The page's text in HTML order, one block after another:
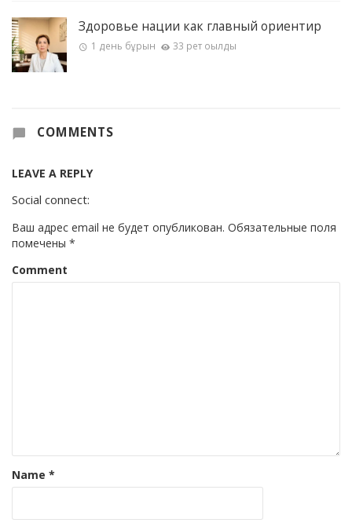
Здоровье нации как главный ориентир
1 день бұрын 33 рет оқылды
COMMENTS
LEAVE A REPLY
Social connect:
Ваш адрес email не будет опубликован. Обязательные поля
помечены *
Comment
Name *